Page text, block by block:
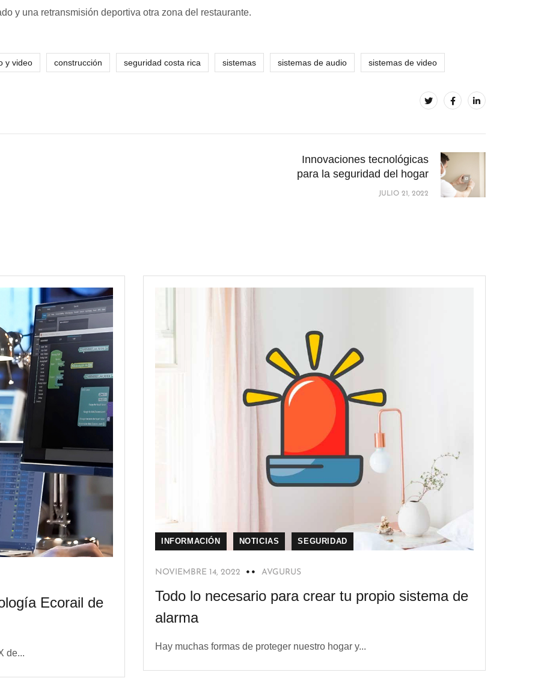
y una retransmisión deportiva otra zona del restaurante.
y video construcción seguridad costa rica sistemas sistemas de audio
sistemas de video
Innovaciones tecnológicas
para la seguridad del hogar
JULIO 21, 2022
Ecorail de
de...
INFORMACIÓN NOTICIAS SEGURIDAD
NOVIEMBRE 14, 2022 AVGURUS
Todo lo necesario para crear tu propio sistema de
alarma
Hay muchas formas de proteger nuestro hogar y...